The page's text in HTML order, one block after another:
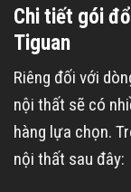
Chi tiết gói
Tiguan
Riêng đối với
nội thất sẽ có
hàng lựa chọn.
nội thất sau đây: